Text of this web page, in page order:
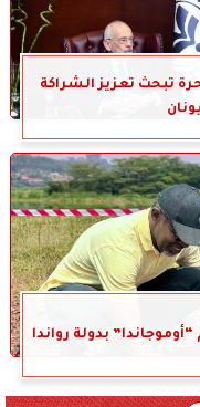
تبحث تعزيز الشراكة
بدولة رواندا